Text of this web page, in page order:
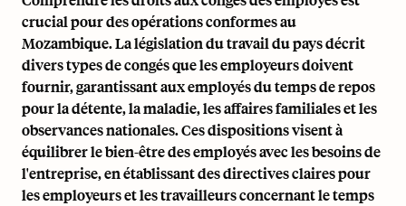
crucial pour des opérations conformes au
Mozambique. La législation du travail du pays décrit
divers types de congés que les employeurs doivent
fournir, garantissant aux employés du temps de repos
pour la détente, la maladie, les affaires familiales et les
observances nationales. Ces dispositions visent à
équilibrer le bien-être des employés avec les besoins de
l'entreprise, en établissant des directives claires pour
les employeurs et les travailleurs concernant le temps